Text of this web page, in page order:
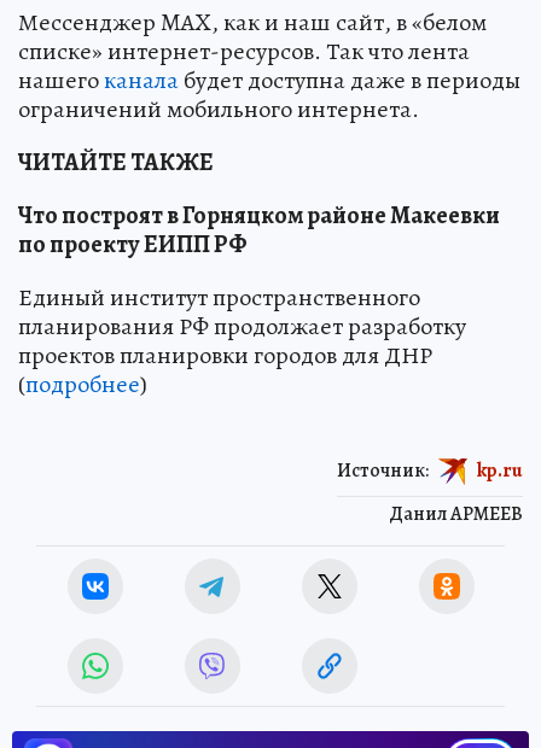
Мессенджер MAX, как и наш сайт, в «белом
списке» интернет-ресурсов. Так что лента
нашегоканалабудет доступна даже в периоды
ограничений мобильного интернета.
ЧИТАЙТЕ ТАКЖЕ
Что построят в Горняцком районе Макеевки
по проекту ЕИПП РФ
Единый институт пространственного
планирования РФ продолжает разработку
проектов планировки городов для ДНР
(подробнее)
Данил АРМЕЕВ
Источник: kp.ru